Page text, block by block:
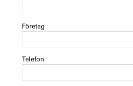
Företag
Telefon